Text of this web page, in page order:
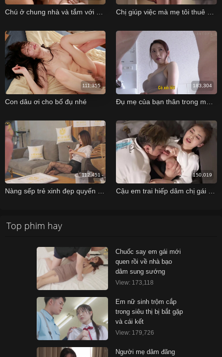
Chú ở chung nhà và tắm với cháu gái cực ngon Chị giúp việc mà mẹ tôi thuê về vừa trẻ vừa dâm vl
Con dâu ơi cho bố đụ nhé
111,355 183,304
112,451 150,019
Top phim hay
Chuốc say em gái mới
quen rồi về nhà bạo
dâm sung sướng
View: 173,118
Em nữ sinh trộm cắp
trong siêu thị bị bắt gặp
và cái kết
View: 179,726
Người mẹ dâm đãng